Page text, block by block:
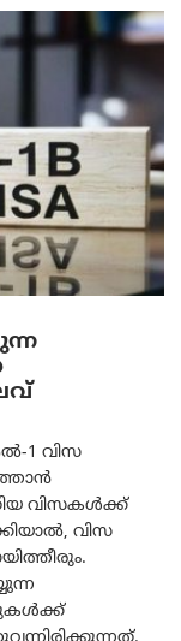
1 വിസ
വിസകൾക്ക്
വിസ